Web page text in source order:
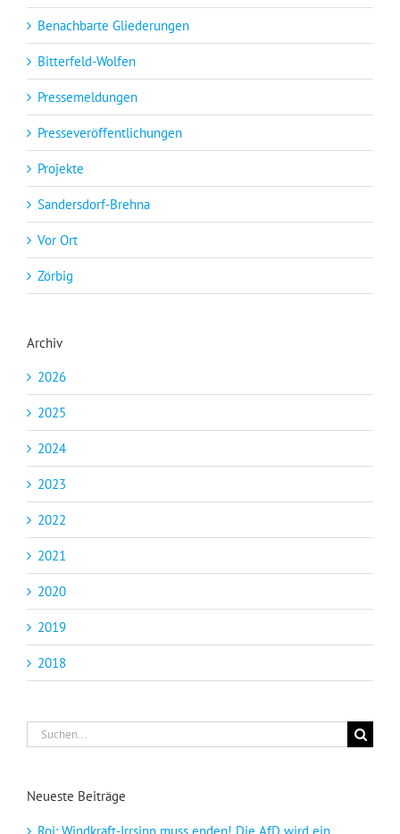
Benachbarte Gliederungen
Bitterfeld-Wolfen
Pressemeldungen
Presseveröffentlichungen
Projekte
Sandersdorf-Brehna
Vor Ort
Zörbig
Archiv
2026
2025
2024
2023
2022
2021
2020
2019
2018
Suche
nach:
Neueste Beiträge